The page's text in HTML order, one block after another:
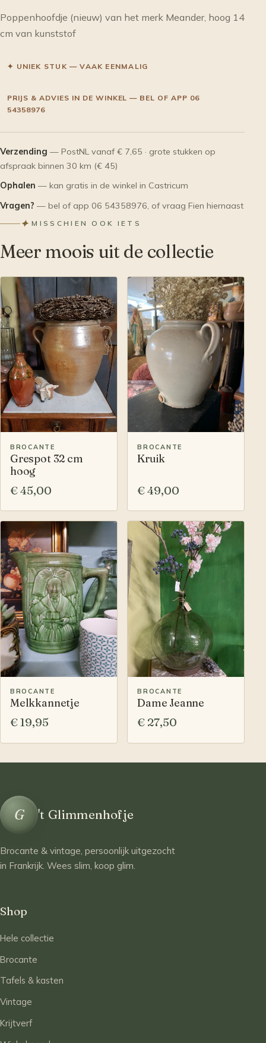
Poppenhoofdje (nieuw) van het merk Meander, hoog 14
cm van kunststof
✦ UNIEK STUK — VAAK EENMALIG
PRIJS & ADVIES IN DE WINKEL — BEL OF APP 06
54358976
Verzending — PostNL vanaf € 7,65 · grote stukken op
afspraak binnen 30 km (€ 45)
Ophalen — kan gratis in de winkel in Castricum
Vragen? — bel of app 06 54358976, of vraag Fien hiernaast
✦MISSCHIEN OOK IETS
Meer moois uit de collectie
BROCANTE
Grespot 32 cm
hoog
€ 45,00
BROCANTE
Kruik
€ 49,00
BROCANTE
Melkkannetje
€ 19,95
BROCANTE
Dame Jeanne
€ 27,50
G 't Glimmenhofje
Brocante & vintage, persoonlijk uitgezocht
in Frankrijk. Wees slim, koop glim.
Shop
Hele collectie
Brocante
Tafels & kasten
Vintage
Krijtverf